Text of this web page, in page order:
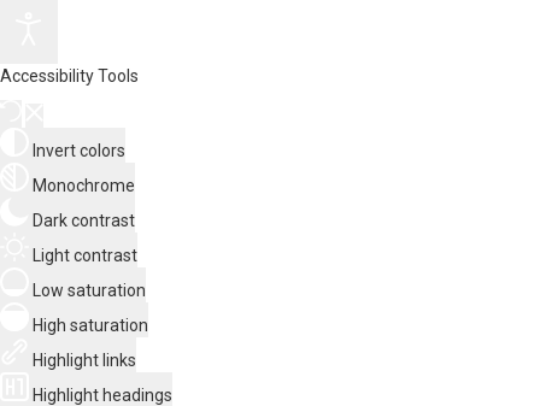
Accessibility Tools
Invert colors
Monochrome
Dark contrast
Light contrast
Low saturation
High saturation
Highlight links
Highlight headings